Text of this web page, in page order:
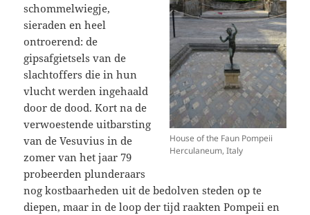
House of the Faun Pompeii
Herculaneum, Italy
schommelwiegje,
sieraden en heel
ontroerend: de
gipsafgietsels van de
slachtoffers die in hun
vlucht werden ingehaald
door de dood. Kort na de
verwoestende uitbarsting
van de Vesuvius in de
zomer van het jaar 79
probeerden plunderaars
nog kostbaarheden uit de bedolven steden op te
diepen, maar in de loop der tijd raakten Pompeii en